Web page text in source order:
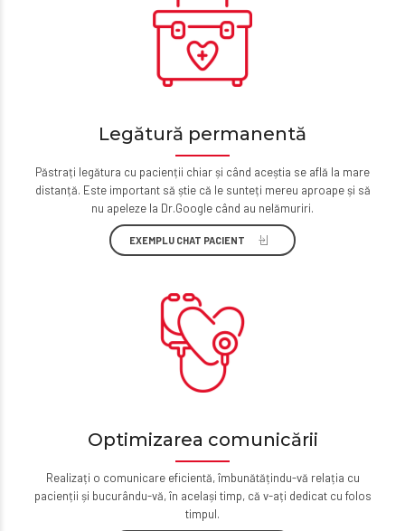
Legătură permanentă
Păstrați legătura cu pacienții chiar și când aceștia se află la mare
distanță. Este important să știe că le sunteți mereu aproape și să
nu apeleze la Dr.Google când au nelămuriri.
EXEMPLU CHAT PACIENT
Optimizarea comunicării
Realizați o comunicare eficientă, îmbunătățindu-vă relația cu
pacienții și bucurându-vă, în același timp, că v-ați dedicat cu folos
timpul.